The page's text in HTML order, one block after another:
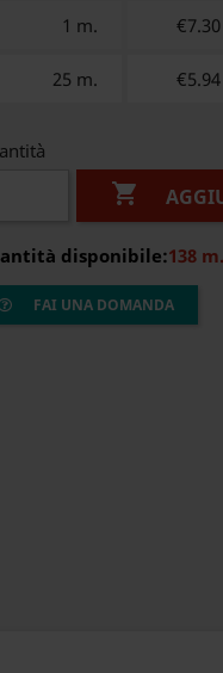
1 m. €7.30
25 m. €5.94

disponibile:138 m.
FAI UNA DOMANDA